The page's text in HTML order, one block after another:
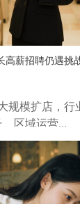
高薪招聘仍遇挑
规模扩店，行
区域运营...